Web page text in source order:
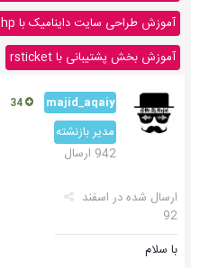
آموزش طراحی سایت داینامیک با php
آموزش بخش پشتیبانی با rsticket
majid_aqaiy
مدیر بازنشته
942 ارسال
ارسال شده در اسفند
92
با سلام